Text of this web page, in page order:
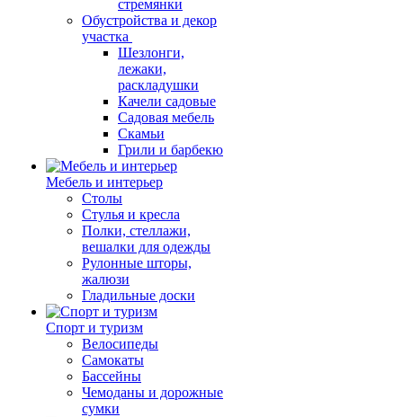
стремянки
Обустройства и декор
участка
Шезлонги,
лежаки,
раскладушки
Качели садовые
Садовая мебель
Скамьи
Грили и барбекю
Мебель и интерьер
Столы
Стулья и кресла
Полки, стеллажи,
вешалки для одежды
Рулонные шторы,
жалюзи
Гладильные доски
Спорт и туризм
Велосипеды
Самокаты
Бассейны
Чемоданы и дорожные
сумки